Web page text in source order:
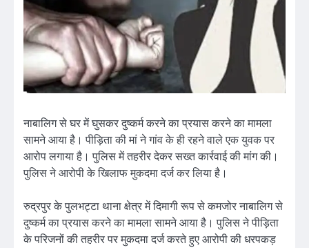
नाबालिग से घर में घुसकर दुष्कर्म करने का प्रयास करने का मामला
सामने आया है। पीड़िता की मां ने गांव के ही रहने वाले एक युवक पर
आरोप लगाया है। पुलिस में तहरीर देकर सख्त कार्रवाई की मांग की।
पुलिस ने आरोपी के खिलाफ मुकदमा दर्ज कर लिया है।
रुद्रपुर के पुलभट्टा थाना क्षेत्र में दिमागी रूप से कमजोर नाबालिग से
दुष्कर्म का प्रयास करने का मामला सामने आया है। पुलिस ने पीड़िता
के परिजनों की तहरीर पर मुकदमा दर्ज करते हुए आरोपी की धरपकड़